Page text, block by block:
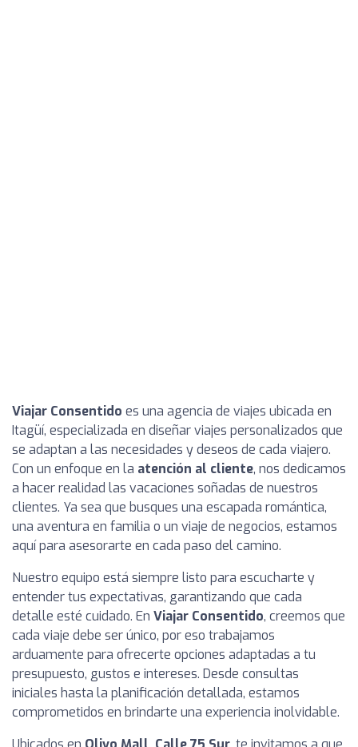
Viajar Consentido es una agencia de viajes ubicada en
Itagüí, especializada en diseñar viajes personalizados que
se adaptan a las necesidades y deseos de cada viajero.
Con un enfoque en la atención al cliente, nos dedicamos
a hacer realidad las vacaciones soñadas de nuestros
clientes. Ya sea que busques una escapada romántica,
una aventura en familia o un viaje de negocios, estamos
aquí para asesorarte en cada paso del camino.
Nuestro equipo está siempre listo para escucharte y
entender tus expectativas, garantizando que cada
detalle esté cuidado. En Viajar Consentido, creemos que
cada viaje debe ser único, por eso trabajamos
arduamente para ofrecerte opciones adaptadas a tu
presupuesto, gustos e intereses. Desde consultas
iniciales hasta la planificación detallada, estamos
comprometidos en brindarte una experiencia inolvidable.